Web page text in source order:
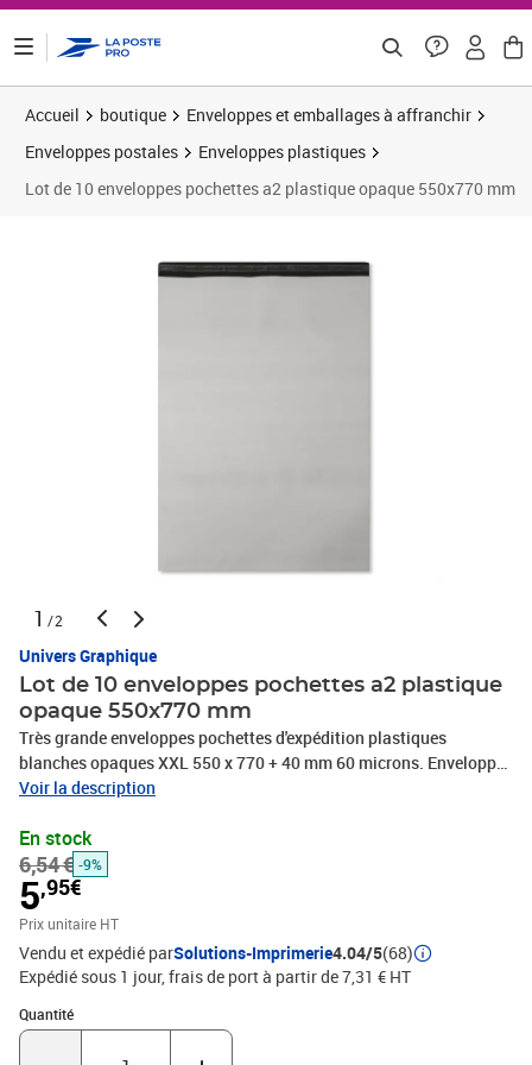
Accueil boutique
Enveloppes et emballages à affranchir
Enveloppes postales
Enveloppes plastiques
Lot de 10 enveloppes pochettes a2 plastique opaque 550x770 mm
1 /2
Univers Graphique
Lot de 10 enveloppes pochettes a2 plastique
opaque 550x770 mm
Très grande enveloppes pochettes d'expédition plastiques
blanches opaques XXL 550 x 770 + 40 mm 60 microns. Enveloppe
fine, légère, solide, inviolable et imperméableEnveloppe pochette
envois de textile manteaux, vestes, bottes, ou grands
objets.Format 550 x 770 mm avec rabat de fermeture de 40 mm
très grand format XXLUne enveloppe pochette plastique avec
fermeture définitive.Une enveloppe pochette indéchirable qui
résiste à toutes les manipulations.Une enveloppe étanche, votre
envoi ne subira pas les intempéries la pochette est 100%
imperméable.Une enveloppe pochette plastique ultra légère, vous
permettant d'économiser des frais de port (plus léger que les
pochettes normales ou boites, elle vous permet souvent de passer
Voir la description
En stock
6,54 € -9%
5,95€
Prix unitaire HT
Vendu et expédié parSolutions-Imprimerie4.04/5(68)
Expédié sous 1 jour, frais de port à partir de 7,31 € HT
Quantité
Quantité : 1